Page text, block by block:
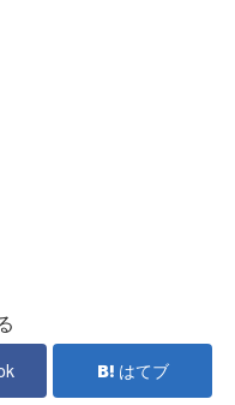
はてブ